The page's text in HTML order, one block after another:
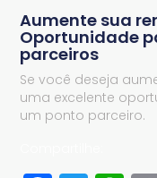
Aumente sua
Oportunidade
parceiros
Se você deseja
uma excelente
um ponto parceiro.